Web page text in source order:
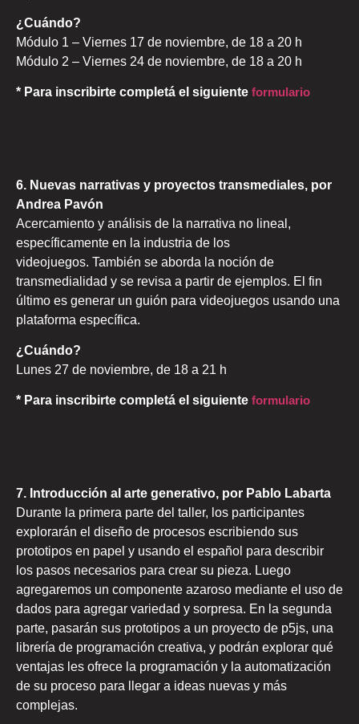
¿Cuándo?
Módulo 1 – Viernes 17 de noviembre, de 18 a 20 h
Módulo 2 – Viernes 24 de noviembre, de 18 a 20 h
* Para inscribirte completá el siguiente formulario
6. Nuevas narrativas y proyectos transmediales, por
Andrea Pavón
Acercamiento y análisis de la narrativa no lineal,
específicamente en la industria de los
videojuegos. También se aborda la noción de
transmedialidad y se revisa a partir de ejemplos. El fin
último es generar un guión para videojuegos usando una
plataforma específica.
¿Cuándo?
Lunes 27 de noviembre, de 18 a 21 h
* Para inscribirte completá el siguiente formulario
7. Introducción al arte generativo, por Pablo Labarta
Durante la primera parte del taller, los participantes
explorarán el diseño de procesos escribiendo sus
prototipos en papel y usando el español para describir
los pasos necesarios para crear su pieza. Luego
agregaremos un componente azaroso mediante el uso de
dados para agregar variedad y sorpresa. En la segunda
parte, pasarán sus prototipos a un proyecto de p5js, una
librería de programación creativa, y podrán explorar qué
ventajas les ofrece la programación y la automatización
de su proceso para llegar a ideas nuevas y más
complejas.